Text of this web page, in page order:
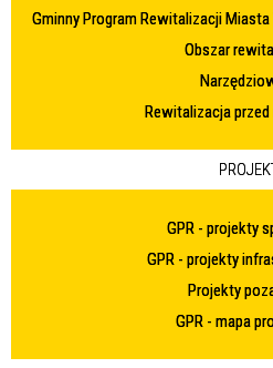
Gminny Program Rewitalizacji Miasta
Obszar
Rewitalizacja przed
GPR - projekty
GPR - projekty
Projekty
GPR - mapa